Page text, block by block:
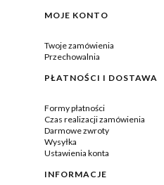
MOJE KONTO
Twoje zamówienia
Przechowalnia
PŁATNOŚCI I DOSTAWA
Formy płatności
Czas realizacji zamówienia
Darmowe zwroty
Wysyłka
Ustawienia konta
INFORMACJE